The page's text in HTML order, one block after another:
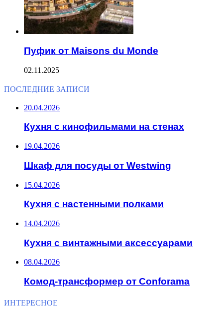
Пуфик от Maisons du Monde
02.11.2025
ПОСЛЕДНИЕ ЗАПИСИ
20.04.2026
Кухня с кинофильмами на стенах
19.04.2026
Шкаф для посуды от Westwing
15.04.2026
Кухня с настенными полками
14.04.2026
Кухня с винтажными аксессуарами
08.04.2026
Комод-трансформер от Conforama
ИНТЕРЕСНОЕ